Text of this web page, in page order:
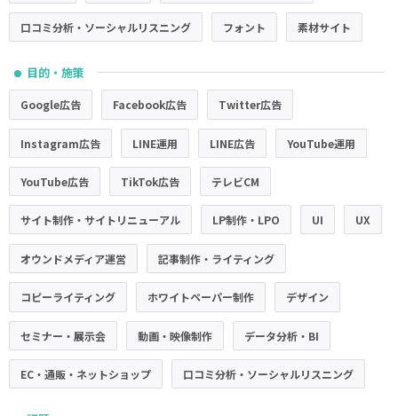
口コミ分析・ソーシャルリスニング フォント 素材サイト
● 目的・施策
Google広告 Facebook広告 Twitter広告
Instagram広告 LINE運用 LINE広告 YouTube運用
YouTube広告 TikTok広告 テレビCM
サイト制作・サイトリニューアル LP制作・LPO UI UX
オウンドメディア運営 記事制作・ライティング
コピーライティング ホワイトペーパー制作 デザイン
セミナー・展示会 動画・映像制作 データ分析・BI
EC・通販・ネットショップ 口コミ分析・ソーシャルリスニング